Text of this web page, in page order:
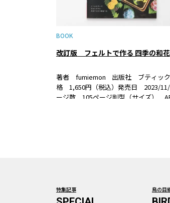
BOOK
改訂版 フェルトで作る 四季の和花
著者 fumiemon 出版社 ブティッ
格 1,650円（税込）発売日 2023/
ージ数 105ページ判型（サイズ）
特集記事 鳥の目